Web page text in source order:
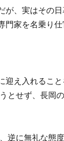
が、実はその
門家を名乗り
迎え入れるこ
とせず、長岡
に無礼な態